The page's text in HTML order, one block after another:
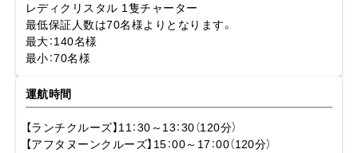
【東京】ザ・クルーズクラブ東京（レディクリスタル）乗船場
住所：東京都品川区東品川2-3-16 シーフォートスクエア1
階
注意事項 〈必ずお読みください〉
ご予約